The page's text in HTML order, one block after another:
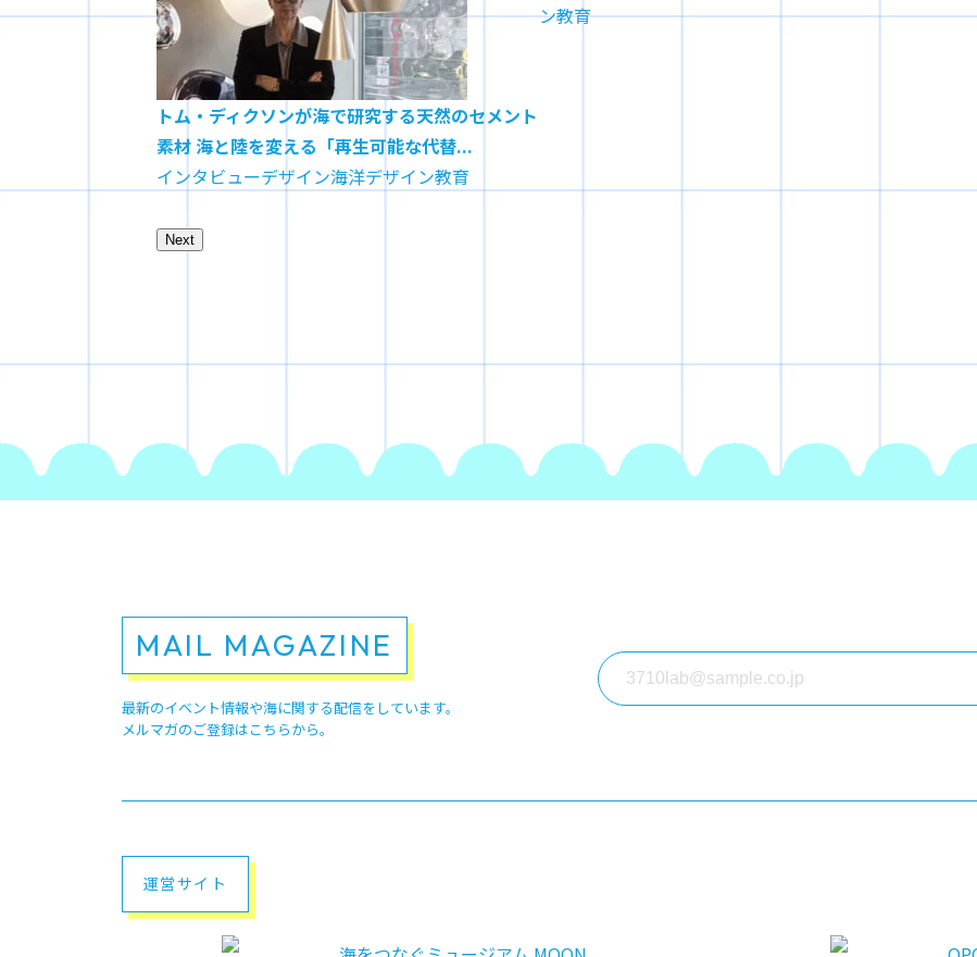
トム・ディクソンが海で研究する天然のセメント
素材 海と陸を変える「再生可能な代替...
インタビューデザイン海洋デザイン教育
ン教育
Next
MAIL MAGAZINE
最新のイベント情報や海に関する配信をしています。
メルマガのご登録はこちらから。
運営サイト